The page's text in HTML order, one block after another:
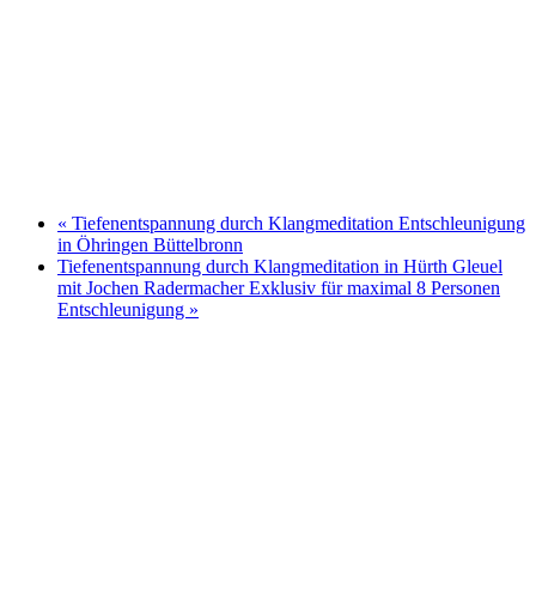
« Tiefenentspannung durch Klangmeditation Entschleunigung
in Öhringen Büttelbronn
Tiefenentspannung durch Klangmeditation in Hürth Gleuel
mit Jochen Radermacher Exklusiv für maximal 8 Personen
Entschleunigung »